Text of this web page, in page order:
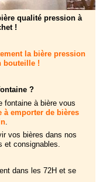
qualité pression à
!
la bière pression
bouteille !
?
fontaine à bière vous
à emporter de bières
vos bières dans nos
et consignables.
dans les 72H et se